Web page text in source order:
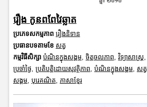
រឿង កូនពពែវៃឆ្លាត
ប្រភេទសកម្មភាព រឿងនិទាន
ប្រធានបទតាមខែ សត្វ
កម្មវិធីសិក្សា បំណិនក្នុងសង្គម, ចិត្តចលភាព វិទ្យាសាស្រ្ត
ប្រចាំថ្ងៃ ប្រតិបត្តិដោយសុវត្ថិភាព បំណិនក្នុងសង្គម, សត្វ
សង្គម, បុរេគណិត ភាសាខ្មែរ